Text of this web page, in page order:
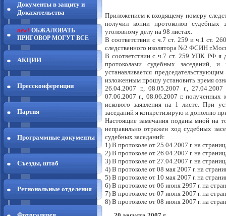
Документы в защиту и
Доказательства
new! ОБЖАЛОВАТЬ
ПРИГОВОР МОГУТ ВСЕ
АКЦИИ
Прессконференции
Партия
Программные документы
Съезды, штаб
Региональные отделения
Приложением к входящему номеру
получил копии протоколов судебных
уголовному делу на 98 листах.
В соответствии с ч.7 ст. 259 и ч.1 ст.
следственного изолятора №2 ФСИН
В соответствии с ч.7 ст. 259 УПК РФ я
протоколами судебных заседаний, и
устанавливается
изложенным прошу установить время
26.04.2007 г., 08.05.2007 г.,
07.06.2007 г., 08.06.2007 г.
искового заявления на 1 листе. При
заседаний я конкретизирую и дополню
Настоящие замечания поданы мной на
неправильно отражен ход судебных
судебных заседаний:
1) В протоколе от 25.04.2007 г. на
2) В протоколе от 26.04.2007 г. на
3) В протоколе от 27.04.2007 г. на
4) В протоколе от 08 мая 2007 г. на
5) В протоколе от 10 мая 2007 г. на
6) В протоколе от 06 июня 2997 г. на
7) В протоколе от 07 июня 2007 г. на
8) В протоколе от 08 июня 2007 г. на